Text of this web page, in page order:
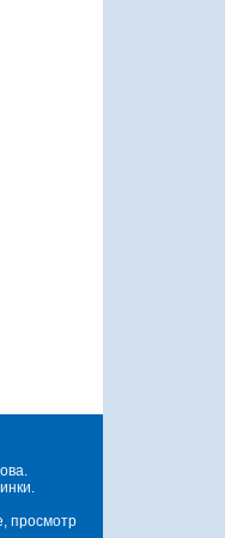
просмотр